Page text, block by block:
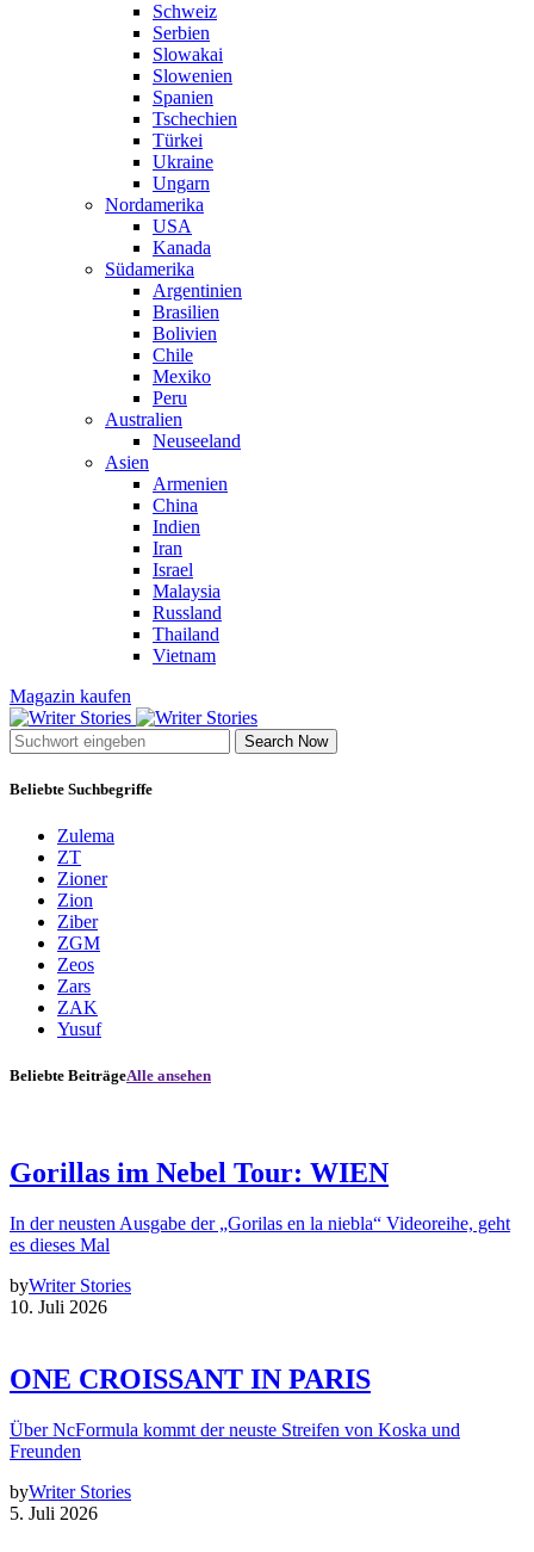
Schweiz
Serbien
Slowakai
Slowenien
Spanien
Tschechien
Türkei
Ukraine
Ungarn
Nordamerika
USA
Kanada
Südamerika
Argentinien
Brasilien
Bolivien
Chile
Mexiko
Peru
Australien
Neuseeland
Asien
Armenien
China
Indien
Iran
Israel
Malaysia
Russland
Thailand
Vietnam
Magazin kaufen
Search Now
Beliebte Suchbegriffe
Zulema
ZT
Zioner
Zion
Ziber
ZGM
Zeos
Zars
ZAK
Yusuf
Beliebte BeiträgeAlle ansehen
Gorillas im Nebel Tour: WIEN
In der neusten Ausgabe der „Gorilas en la niebla“ Videoreihe, geht
es dieses Mal
byWriter Stories
10. Juli 2026
ONE CROISSANT IN PARIS
Über NcFormula kommt der neuste Streifen von Koska und
Freunden
byWriter Stories
5. Juli 2026